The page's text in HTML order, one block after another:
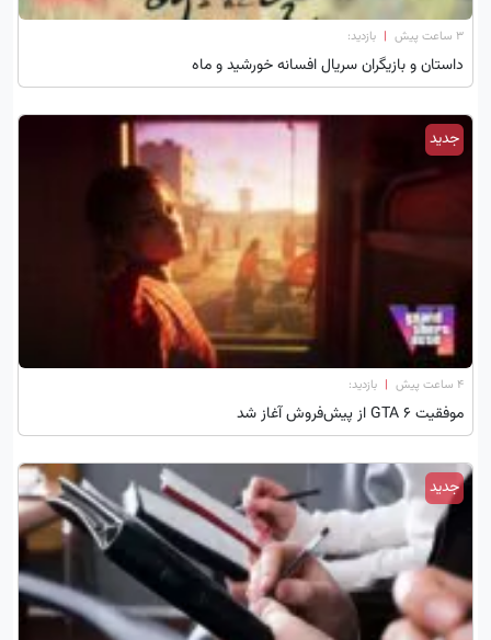
۳ ساعت پیش | بازدید:
داستان و بازیگران سریال افسانه خورشید و ماه
جدید
۴ ساعت پیش | بازدید:
موفقیت GTA 6 از پیش‌فروش آغاز شد
جدید